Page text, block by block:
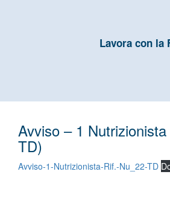
Lavora con la
Avviso – 1
TD)
Avviso-1-Nutrizionista-Rif.-Nu_22-TD